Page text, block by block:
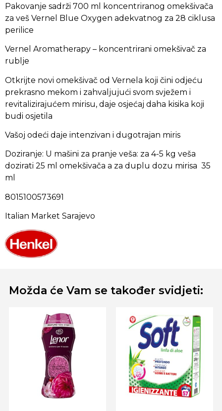
Pakovanje sadrži 700 ml koncentriranog omekšivača
za veš Vernel Blue Oxygen adekvatnog za 28 ciklusa
perilice
Vernel Aromatherapy – koncentrirani omekšivač za
rublje
Otkrijte novi omekšivač od Vernela koji čini odjeću
prekrasno mekom i zahvaljujući svom svježem i
revitalizirajućem mirisu, daje osjećaj daha kisika koji
budi osjetila
Vašoj odeći daje intenzivan i dugotrajan miris
Doziranje: U mašini za pranje veša: za 4-5 kg ​​veša
dozirati 25 ml omekšivača a za duplu dozu mirisa 35
ml
8015100573691
Italian Market Sarajevo
Možda će Vam se također svidjeti: